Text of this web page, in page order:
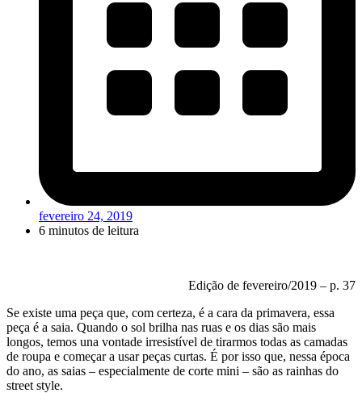
fevereiro 24, 2019
6 minutos de leitura
Edição de fevereiro/2019 – p. 37
Se existe uma peça que, com certeza, é a cara da primavera, essa
peça é a saia. Quando o sol brilha nas ruas e os dias são mais
longos, temos una vontade irresistível de tirarmos todas as camadas
de roupa e começar a usar peças curtas. É por isso que, nessa época
do ano, as saias – especialmente de corte mini – são as rainhas do
street style.